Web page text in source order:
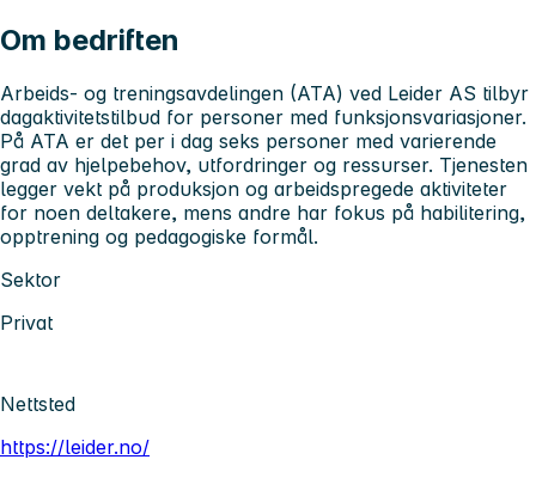
Om bedriften
Arbeids- og treningsavdelingen (ATA) ved Leider AS tilbyr
dagaktivitetstilbud for personer med funksjonsvariasjoner.
På ATA er det per i dag seks personer med varierende
grad av hjelpebehov, utfordringer og ressurser. Tjenesten
legger vekt på produksjon og arbeidspregede aktiviteter
for noen deltakere, mens andre har fokus på habilitering,
opptrening og pedagogiske formål.
Sektor
Privat
Nettsted
https://leider.no/